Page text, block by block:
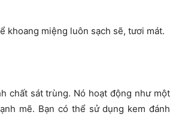
khoang miệng luôn sạch sẽ, tươi mát.
chất sát trùng. Nó hoạt động như một
mẽ. Bạn có thể sử dụng kem đánh